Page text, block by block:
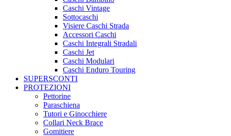
Caschi Vintage
Sottocaschi
Visiere Caschi Strada
Accessori Caschi
Caschi Integrali Stradali
Caschi Jet
Caschi Modulari
Caschi Enduro Touring
SUPERSCONTI
PROTEZIONI
Pettorine
Paraschiena
Tutori e Ginocchiere
Collari Neck Brace
Gomitiere